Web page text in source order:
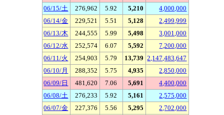
06/15/土
276,962 5.92 5,210
4,000,000
06/14/金
229,521 5.51 5,128
2,499,999
06/13/木
244,555 5.99 5,498
3,001,000
06/12/水
252,574 6.07 5,592
7,200,000
06/11/火
254,903 5.79 13,739 2,147,483,647
06/10/月
288,352 5.75 4,935
2,850,000
06/09/日
481,620 7.06 5,691
4,400,000
06/08/土
276,233 5.92 5,161
2,575,000
06/07/金
227,376 5.56 5,295
2,702,000